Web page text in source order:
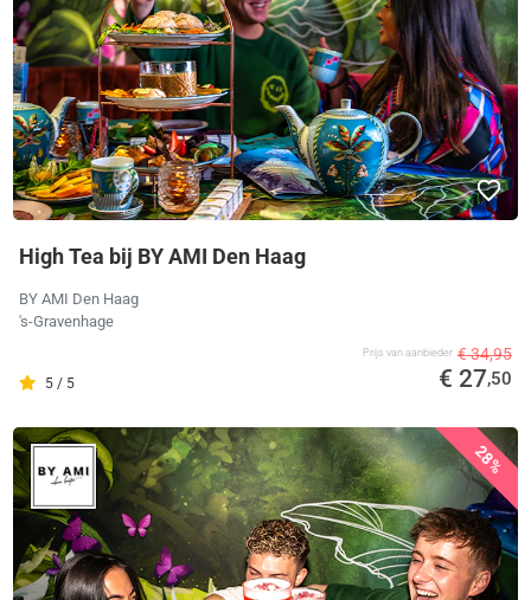
High Tea bij BY AMI Den Haag
BY AMI Den Haag
's-Gravenhage
5 / 5
Prijs van aanbieder € 34,95
€ 27,50
28%